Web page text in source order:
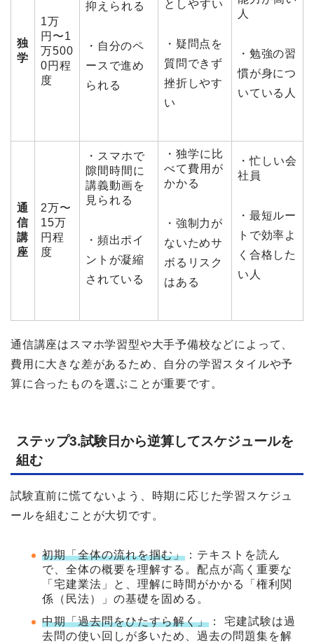
独
学
1万
円〜1
万500
0円程
度
抑えられる
・自分のペ
ースで進め
られる
としやすい
・疑問点を
質問できず
挫折しやす
い
人
・勉強の習
慣が身につ
いている人
通
信
講
座
2万〜
15万
円程
度
・スマホで
隙間時間に
講義動画を
見られる
・頻出ポイ
ントが凝縮
されている
・独学に比
べて費用が
かかる
・強制力が
ないためサ
ボるリスク
はある
・忙しい会
社員
・最短ルー
トで効率よ
く合格した
い人
通信講座はスマホ学習型や大手予備校などによって、
費用に大きな差があるため、自分の学習スタイルや予
算に合ったものを選ぶことが重要です。
ステップ3.試験日から逆算してスケジュールを
組む
試験直前に慌てないよう、時期に応じた学習スケジュ
ールを組むことが大切です。
初期「全体の流れを掴む」 ：テキストを読ん
で、全体の概要を理解する。配点が高く重要な
「宅建業法」と、理解に時間がかかる「権利関
係（民法）」の基礎を固める。
中期「過去問をひたすら解く」 ： 宅建試験は過
去問の使い回しが多いため、過去の問題集を解